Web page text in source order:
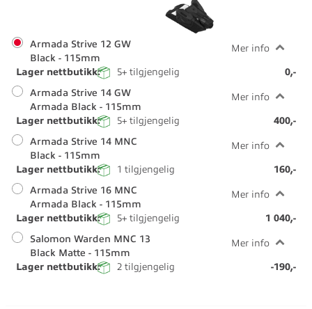
Armada Strive 12 GW
Black - 115mm
Mer info
Lager nettbutikk: 5+ tilgjengelig
0,-
Armada Strive 14 GW
Armada Black - 115mm
Mer info
Lager nettbutikk: 5+ tilgjengelig
400,-
Armada Strive 14 MNC
Black - 115mm
Mer info
Lager nettbutikk: 1 tilgjengelig
160,-
Armada Strive 16 MNC
Armada Black - 115mm
Mer info
Lager nettbutikk: 5+ tilgjengelig
1 040,-
Salomon Warden MNC 13
Black Matte - 115mm
Mer info
Lager nettbutikk: 2 tilgjengelig -190,-